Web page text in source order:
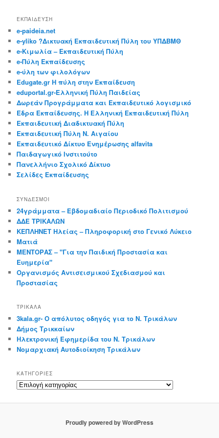
ΕΚΠΑΙΔΕΥΣΗ
e-paideia.net
e-yliko ?Δικτυακή Εκπαιδευτική Πύλη του ΥΠΔΒΜΘ
e-Κιμωλία – Εκπαιδευτική Πύλη
e-Πύλη Εκπαίδευσης
e-ύλη των φιλολόγων
Edugate.gr Η πύλη στην Εκπαίδευση
eduportal.gr-Ελληνική Πύλη Παιδείας
Δωρεάν Προγράμματα και Εκπαιδευτικό λογισμικό
Έδρα Εκπαίδευσης. Η Ελληνική Εκπαιδευτική Πύλη
Εκπαιδευτική Διαδικτυακή Πύλη
Εκπαιδευτική Πύλη Ν. Αιγαίου
Εκπαιδευτικό Δίκτυο Ενημέρωσης alfavita
Παιδαγωγικό Ινστιτούτο
Πανελλήνιο Σχολικό Δίκτυο
Σελίδες Εκπαίδευσης
ΣΎΝΔΕΣΜΟΙ
24γράμματα – Εβδομαδιαίο Περιοδικό Πολιτισμού
ΔΔΕ ΤΡΙΚΑΛΩΝ
ΚΕΠΛΗΝΕΤ Ηλείας – Πληροφορική στο Γενικό Λύκειο
Ματιά
ΜΕΝΤΟΡΑΣ – "Για την Παιδική Προστασία και
Ευημερία"
Οργανισμός Αντισεισμικού Σχεδιασμού και
Προστασίας
ΤΡΙΚΑΛΑ
3kala.gr- Ο απόλυτος οδηγός για το Ν. Τρικάλων
Δήμος Τρικκαίων
Ηλεκτρονική Εφημερίδα του Ν. Τρικάλων
Νομαρχιακή Αυτοδιοίκηση Τρικάλων
KΑΤΗΓΟΡΊΕΣ
Kατηγορίες
Proudly powered by WordPress